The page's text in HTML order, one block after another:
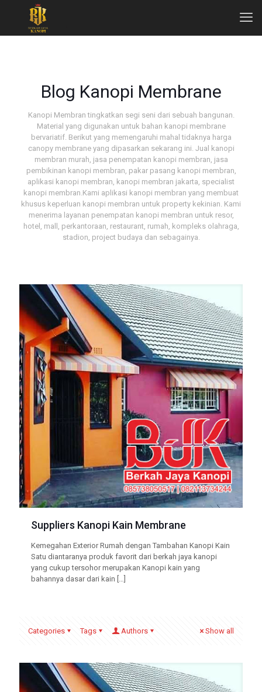
Blog Kanopi Membrane
Kanopi Membran tingkatkan segi seni dari sebuah bangunan.
Material yang digunakan untuk bahan kanopi membrane
bervariatif. Berikut yang memengaruhi mahal tidaknya harga
canopy membrane yang dipasarkan sekarang ini. Jual kanopi
membran murah, jasa penempatan kanopi membran, jasa
pembikinan kanopi membran, pakar pasang kanopi membran,
aplikasi kanopi membran, kanopi membran jakarta, specialist
kanopi membran.Kami aplikasi kanopi membran yang membuat
khusus keperluan kanopi membran untuk property kekinian. Kami
menerima layanan penempatan kanopi membran untuk resor,
hotel, mall, perkantoraan, restaurant, rumah, kompleks olahraga,
stadion, project budaya dan sebagainya.
Suppliers Kanopi Kain Membrane
Kemegahan Exterior Rumah dengan Tambahan Kanopi Kain
Satu diantaranya produk favorit dari berkah jaya kanopi
yang cukup tersohor merupakan Kanopi kain yang
bahannya dasar dari kain […]
Categories Tags Authors Show all